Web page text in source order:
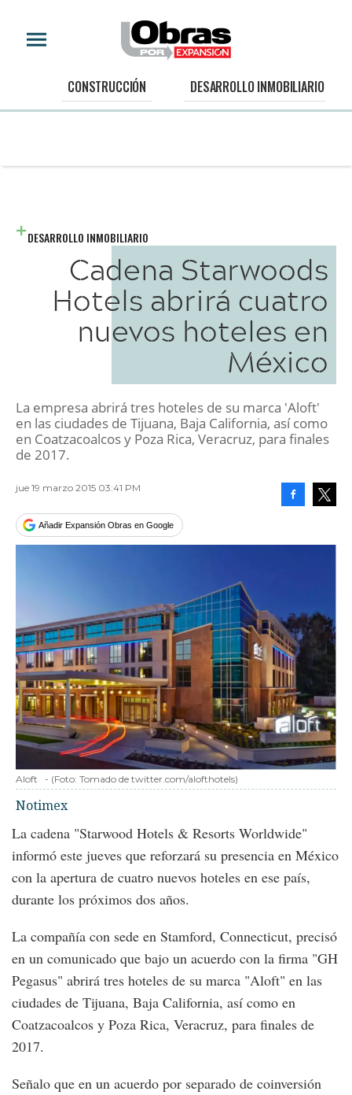
CONSTRUCCIÓN DESARROLLO INMOBILIARIO
DESARROLLO INMOBILIARIO
Cadena Starwoods
Hotels abrirá cuatro
nuevos hoteles en
México
La empresa abrirá tres hoteles de su marca 'Aloft'
en las ciudades de Tijuana, Baja California, así como
en Coatzacoalcos y Poza Rica, Veracruz, para finales
de 2017.
jue 19 marzo 2015 03:41 PM
Añadir Expansión Obras en Google
Aloft - (Foto: Tomado de twitter.com/alofthotels)
Notimex
La cadena "Starwood Hotels & Resorts Worldwide"
informó este jueves que reforzará su presencia en México
con la apertura de cuatro nuevos hoteles en ese país,
durante los próximos dos años.
La compañía con sede en Stamford, Connecticut, precisó
en un comunicado que bajo un acuerdo con la firma "GH
Pegasus" abrirá tres hoteles de su marca "Aloft" en las
ciudades de Tijuana, Baja California, así como en
Coatzacoalcos y Poza Rica, Veracruz, para finales de
2017.
Señalo que en un acuerdo por separado de coinversión